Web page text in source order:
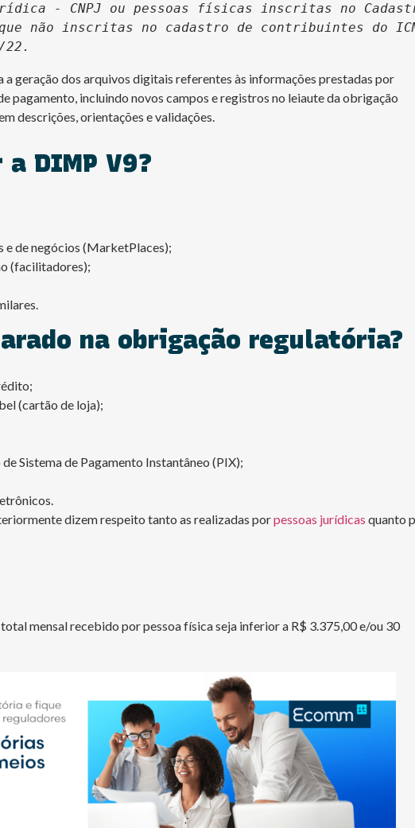
- CNPJ ou pessoas físicas inscritas no
não inscritas no cadastro de contribuintes do
22.
geração dos arquivos digitais referentes às informações prestadas por
pagamento, incluindo novos campos e registros no leiaute da obrigação
descrições, orientações e validações.
DIMP V9?
e de negócios (MarketPlaces);
(facilitadores);
na obrigação regulatória?
(cartão de loja);
Sistema de Pagamento Instantâneo (PIX);
dizem respeito tanto as realizadas porpessoas jurídicas quanto
mensal recebido por pessoa física seja inferior a R$ 3.375,00 e/ou 30